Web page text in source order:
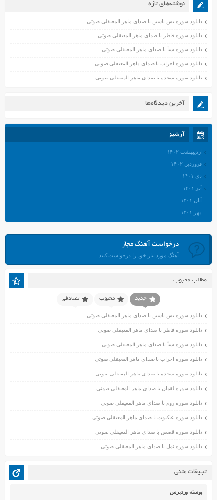
نوشته‌های تازه
دانلود سوره یس یاسین با صدای ماهر المعیقلی صوتی
دانلود سوره فاطر با صدای ماهر المعیقلی صوتی
دانلود سوره سبأ با صدای ماهر المعیقلی صوتی
دانلود سوره احزاب با صدای ماهر المعیقلی صوتی
دانلود سوره سجده با صدای ماهر المعیقلی صوتی
آخرین دیدگاه‌ها
آرشیو
اردیبهشت ۱۴۰۲
فروردین ۱۴۰۲
دی ۱۴۰۱
آذر ۱۴۰۱
آبان ۱۴۰۱
مهر ۱۴۰۱
مرداد ۱۴۰۱
تیر ۱۴۰۱
فروردین ۱۴۰۱
آذر ۱۴۰۰
آبان ۱۴۰۰
اسفند ۱۳۹۹
آبان ۱۳۹۹
مهر ۱۳۹۹
مرداد ۱۳۹۹
فروردین ۱۳۹۸
درخواست آهنگ مجاز
آهنگ مورد نیاز خود را درخواست کنید.
مطالب محبوب
جدید محبوب تصادفی
دانلود سوره یس یاسین با صدای ماهر المعیقلی صوتی
دانلود سوره فاطر با صدای ماهر المعیقلی صوتی
دانلود سوره سبأ با صدای ماهر المعیقلی صوتی
دانلود سوره احزاب با صدای ماهر المعیقلی صوتی
دانلود سوره سجده با صدای ماهر المعیقلی صوتی
دانلود سوره لقمان با صدای ماهر المعیقلی صوتی
دانلود سوره روم با صدای ماهر المعیقلی صوتی
دانلود سوره عنکبوت با صدای ماهر المعیقلی صوتی
دانلود سوره قصص با صدای ماهر المعیقلی صوتی
دانلود سوره نمل با صدای ماهر المعیقلی صوتی
تبلیغات متنی
پوسته وردپرس